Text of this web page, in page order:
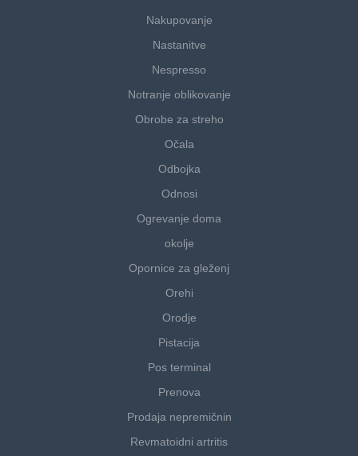
Nakupovanje
Nastanitve
Nespresso
Notranje oblikovanje
Obrobe za streho
Očala
Odbojka
Odnosi
Ogrevanje doma
okolje
Opornice za gleženj
Orehi
Orodje
Pistacija
Pos terminal
Prenova
Prodaja nepremičnin
Revmatoidni artritis